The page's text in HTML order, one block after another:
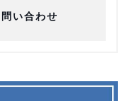
い合わせ